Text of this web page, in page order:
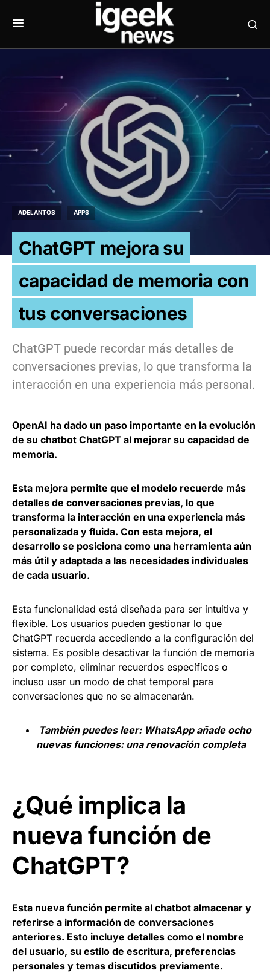
ADELANTOS APPS
ChatGPT mejora su
capacidad de memoria con
tus conversaciones
ChatGPT puede recordar más detalles de
conversaciones previas, lo que transforma la
interacción en una experiencia más personal.
OpenAI ha dado un paso importante en la evolución
de su chatbot ChatGPT al mejorar su capacidad de
memoria.
Esta mejora permite que el modelo recuerde más
detalles de conversaciones previas, lo que
transforma la interacción en una experiencia más
personalizada y fluida. Con esta mejora, el
desarrollo se posiciona como una herramienta aún
más útil y adaptada a las necesidades individuales
de cada usuario.
Esta funcionalidad está diseñada para ser intuitiva y
flexible. Los usuarios pueden gestionar lo que
ChatGPT recuerda accediendo a la configuración del
sistema. Es posible desactivar la función de memoria
por completo, eliminar recuerdos específicos o
incluso usar un modo de chat temporal para
conversaciones que no se almacenarán.
También puedes leer: WhatsApp añade ocho
nuevas funciones: una renovación completa
¿Qué implica la
nueva función de
ChatGPT?
Esta nueva función permite al chatbot almacenar y
referirse a información de conversaciones
anteriores. Esto incluye detalles como el nombre
del usuario, su estilo de escritura, preferencias
personales y temas discutidos previamente.